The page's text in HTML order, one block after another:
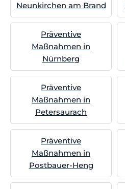
Neunkirchen am Brand
Präventive
Maßnahmen in
Nürnberg
Präventive
Maßnahmen in
Petersaurach
Präventive
Maßnahmen in
Postbauer-Heng